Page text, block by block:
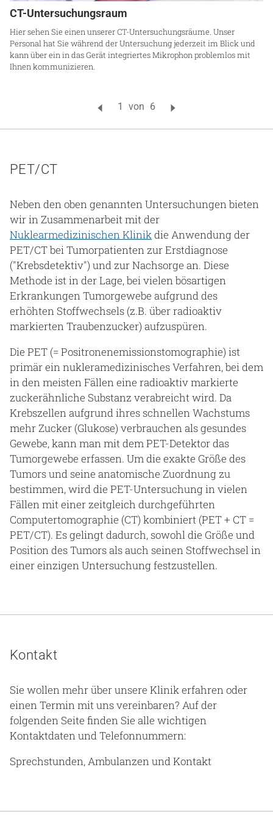
CT-Untersuchungsraum
Hier sehen Sie einen unserer CT-Untersuchungsräume. Unser
Personal hat Sie während der Untersuchung jederzeit im Blick und
kann über ein in das Gerät integriertes Mikrophon problemlos mit
Ihnen kommunizieren.
PET/CT
Neben den oben genannten Untersuchungen bieten
wir in Zusammenarbeit mit der
Nuklearmedizinischen Klinikdie Anwendung der
PET/CT bei Tumorpatienten zur Erstdiagnose
("Krebsdetektiv") und zur Nachsorge an. Diese
Methode ist in der Lage, bei vielen bösartigen
Erkrankungen Tumorgewebe aufgrund des
erhöhten Stoffwechsels (z.B. über radioaktiv
markierten Traubenzucker) aufzuspüren.
Die PET (= Positronenemissionstomographie) ist
primär ein nukleramedizinisches Verfahren, bei dem
in den meisten Fällen eine radioaktiv markierte
zuckerähnliche Substanz verabreicht wird. Da
Krebszellen aufgrund ihres schnellen Wachstums
mehr Zucker (Glukose) verbrauchen als gesundes
Gewebe, kann man mit dem PET-Detektor das
Tumorgewebe erfassen. Um die exakte Größe des
Tumors und seine anatomische Zuordnung zu
bestimmen, wird die PET-Untersuchung in vielen
Fällen mit einer zeitgleich durchgeführten
Computertomographie (CT) kombiniert (PET + CT =
PET/CT). Es gelingt dadurch, sowohl die Größe und
Position des Tumors als auch seinen Stoffwechsel in
einer einzigen Untersuchung festzustellen.
Kontakt
Sie wollen mehr über unsere Klinik erfahren oder
einen Termin mit uns vereinbaren? Auf der
folgenden Seite finden Sie alle wichtigen
Kontaktdaten und Telefonnummern:
Sprechstunden, Ambulanzen und Kontakt